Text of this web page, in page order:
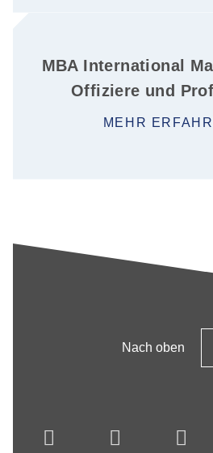
MBA International
Offiziere und
MEHR
Nach oben